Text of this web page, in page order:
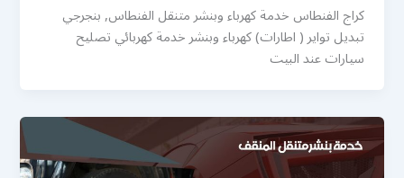
كراج الفنطاس خدمة كهرباء وبنشر متنقل الفنطاس, بنجرجي
تبديل تواير ( اطارات) كهرباء وبنشر خدمة كهربائي تصليح
سيارات عند البيت